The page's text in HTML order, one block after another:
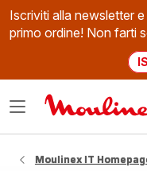
Iscriviti alla newsletter
primo ordine! Non farti
Apri
Moulinex IT